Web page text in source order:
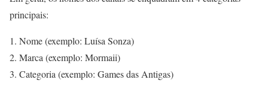
principais:
Nome (exemplo: Luísa Sonza)
Marca (exemplo: Mormaii)
Categoria (exemplo: Games das Antigas)